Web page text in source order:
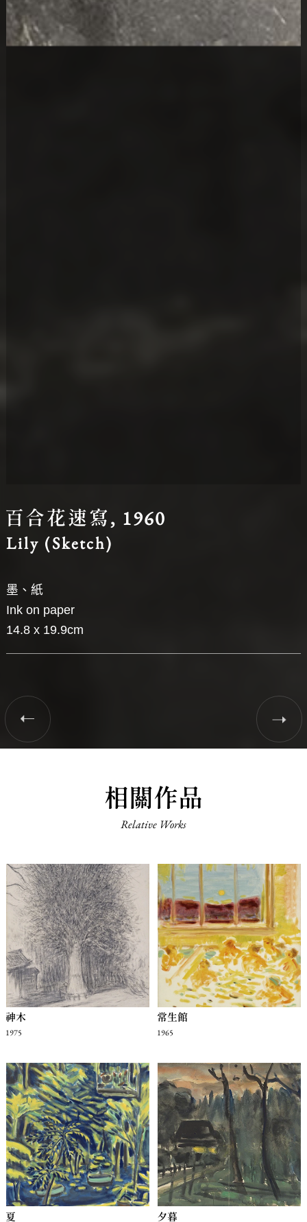
百合花速寫, 1960
Lily (Sketch)
墨、紙
Ink on paper
14.8 x 19.9cm
相關作品
Relative Works
神木
1975
常生館
1965
夏 夕暮